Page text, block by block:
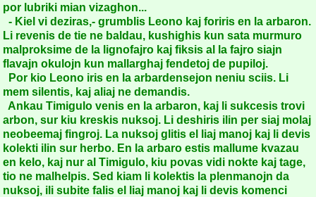
por lubriki mian vizaghon...
- Kiel vi deziras,- grumblis Leono kaj foriris en la arbaron.
Li revenis de tie ne baldau, kushighis kun sata murmuro
malproksime de la lignofajro kaj fiksis al la fajro siajn
flavajn okulojn kun mallarghaj fendetoj de pupiloj.
Por kio Leono iris en la arbardensejon neniu sciis. Li
mem silentis, kaj aliaj ne demandis.
Ankau Timigulo venis en la arbaron, kaj li sukcesis trovi
arbon, sur kiu kreskis nuksoj. Li deshiris ilin per siaj molaj
neobeemaj fingroj. La nuksoj glitis el liaj manoj kaj li devis
kolekti ilin sur herbo. En la arbaro estis mallume kvazau
en kelo, kaj nur al Timigulo, kiu povas vidi nokte kaj tage,
tio ne malhelpis. Sed kiam li kolektis la plenmanojn da
nuksoj, ili subite falis el liaj manoj kaj li devis komenci